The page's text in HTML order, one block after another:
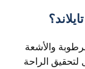
والأشعة
الراحة